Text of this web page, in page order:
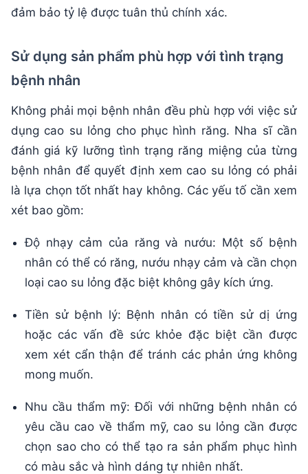
đảm bảo tỷ lệ được tuân thủ chính xác.
Sử dụng sản phẩm phù hợp với tình trạng
bệnh nhân
Không phải mọi bệnh nhân đều phù hợp với việc sử
dụng cao su lỏng cho phục hình răng. Nha sĩ cần
đánh giá kỹ lưỡng tình trạng răng miệng của từng
bệnh nhân để quyết định xem cao su lỏng có phải
là lựa chọn tốt nhất hay không. Các yếu tố cần xem
xét bao gồm:
Độ nhạy cảm của răng và nướu: Một số bệnh
nhân có thể có răng, nướu nhạy cảm và cần chọn
loại cao su lỏng đặc biệt không gây kích ứng.
Tiền sử bệnh lý: Bệnh nhân có tiền sử dị ứng
hoặc các vấn đề sức khỏe đặc biệt cần được
xem xét cẩn thận để tránh các phản ứng không
mong muốn.
Nhu cầu thẩm mỹ: Đối với những bệnh nhân có
yêu cầu cao về thẩm mỹ, cao su lỏng cần được
chọn sao cho có thể tạo ra sản phẩm phục hình
có màu sắc và hình dáng tự nhiên nhất.